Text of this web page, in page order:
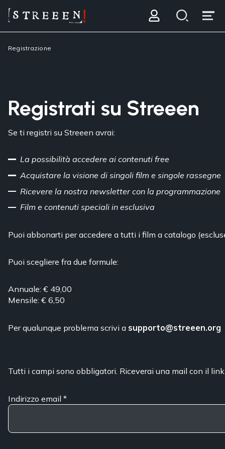
Registrazione
Registrati su Streeen
Se ti registri su Streeen avrai:
La possibilità accedere ai contenuti free
Acquistare la visione di singoli film e singole rassegne
Ricevere la nostra newsletter con la programmazione
Film e contenuti speciali in esclusiva
Puoi abbonarti per accedere a tutti i film a catalogo
Puoi scegliere fra due formule:
Annuale: € 49,00
Mensile: € 6,50
Per qualunque problema scrivi a supporto@streeen.org
Tutti i campi sono obbligatori. Riceverai una mail con il
Indirizzo email*